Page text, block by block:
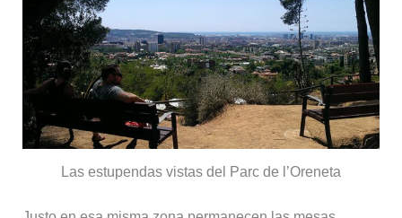
Las estupendas vistas del Parc de l’Oreneta